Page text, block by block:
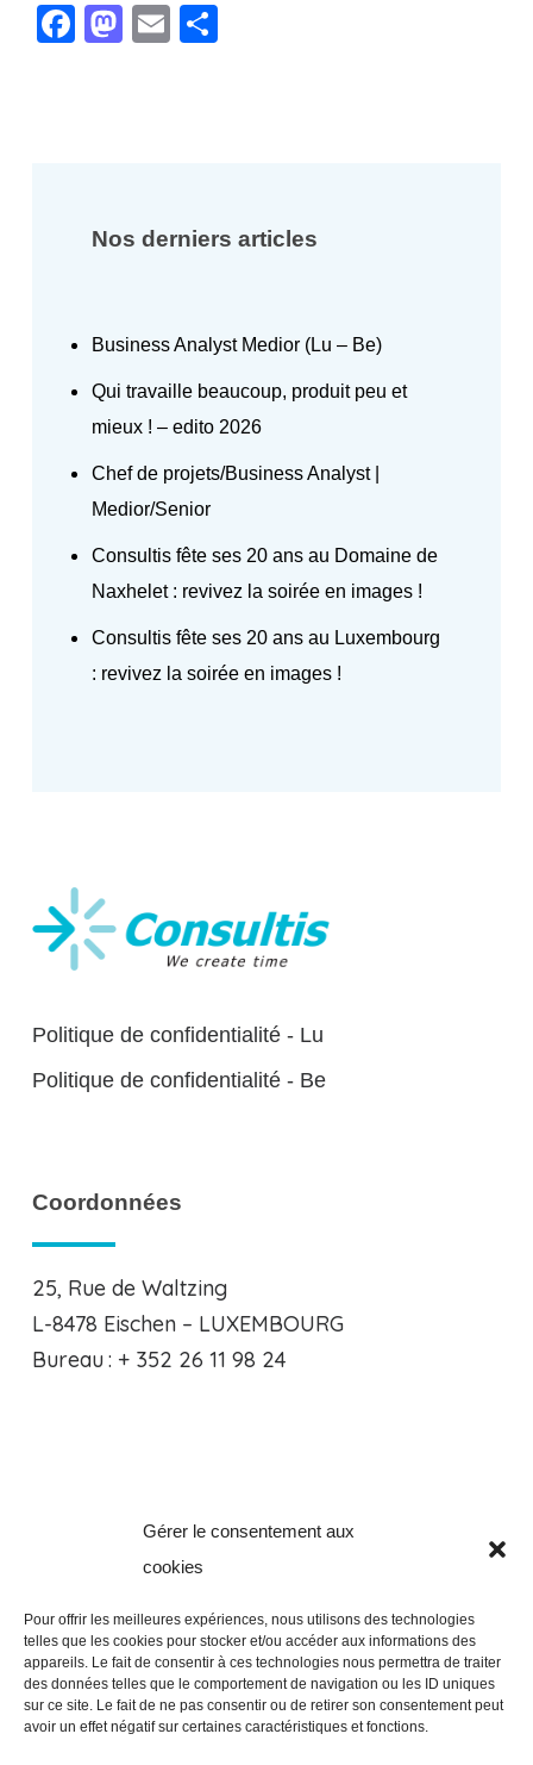
Gérer le consentement aux
cookies
Pour offrir les meilleures expériences, nous utilisons des technologies
telles que les cookies pour stocker et/ou accéder aux informations des
appareils. Le fait de consentir à ces technologies nous permettra de traiter
des données telles que le comportement de navigation ou les ID uniques
sur ce site. Le fait de ne pas consentir ou de retirer son consentement peut
avoir un effet négatif sur certaines caractéristiques et fonctions.
Facebook
Mastodon
Email
Nos derniers articles
Business Analyst Medior (Lu – Be)
Qui travaille beaucoup, produit peu et
mieux ! – edito 2026
Chef de projets/Business Analyst |
Medior/Senior
Consultis fête ses 20 ans au Domaine de
Naxhelet : revivez la soirée en images !
Consultis fête ses 20 ans au Luxembourg
: revivez la soirée en images !
Politique de confidentialité - Lu
Politique de confidentialité - Be
Coordonnées
25, Rue de Waltzing
L-8478 Eischen – LUXEMBOURG
Bureau : + 352 26 11 98 24
Clos de la Verveine, 8
B-5101 Erpent – BELGIQUE
Bureau : +32 81 94 65 51
NOUS CONTACTER